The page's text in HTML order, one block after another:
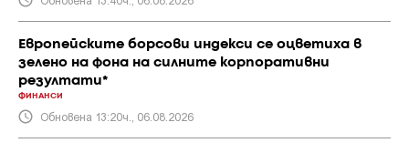
Европейските борсови индекси се оцветиха в
зелено на фона на силните корпоративни
резултати*
ФИНАНСИ
Обновена 13:20ч., 06.08.2026